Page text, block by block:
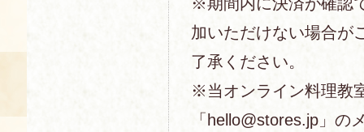
加いただけない場合が
了承ください。
※当オンライン料理教
「hello@stores.jp」の